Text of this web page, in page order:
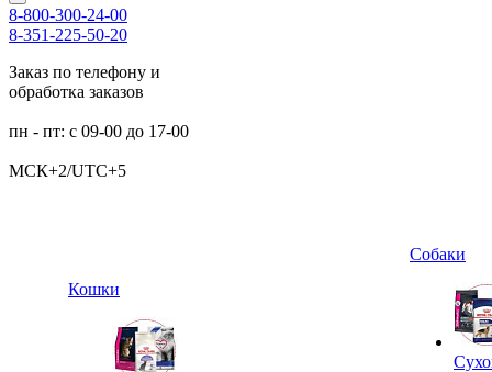
8-800-300-24-00
8-351-225-50-20
Заказ по телефону и
обработка заказов
пн - пт: с 09-00 до 17-00
МСК+2/UTC+5
Кошки
Собаки